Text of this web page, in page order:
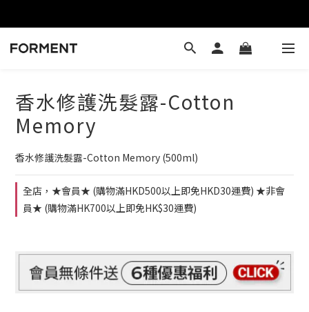
香水修護洗髮露-Cotton
Memory
香水修護洗髮露-Cotton Memory (500ml)
全店，★會員★ (購物滿HKD500以上即免HKD30運費) ★非會
員★ (購物滿HK700以上即免HK$30運費)